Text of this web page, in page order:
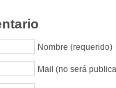
Nombre (requerido)
Mail (no será